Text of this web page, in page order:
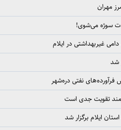
می‌شوی!
نفتی دره‌شهر
جدی است
برگزار شد